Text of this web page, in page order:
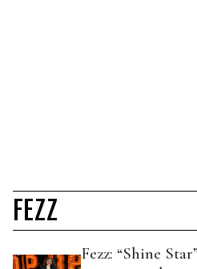
FEZZ
Fezz: “Shine